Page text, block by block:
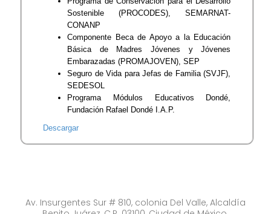
Sostenible (PROCODES), SEMARNAT-
CONANP
Componente Beca de Apoyo a la Educación
Básica de Madres Jóvenes y Jóvenes
Embarazadas (PROMAJOVEN), SEP
Seguro de Vida para Jefas de Familia (SVJF),
SEDESOL
Programa Módulos Educativos Dondé,
Fundación Rafael Dondé I.A.P.
Descargar
Av. Insurgentes Sur # 810, colonia Del Valle, Alcaldía